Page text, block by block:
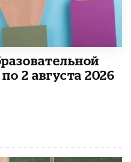
2 августа 2026